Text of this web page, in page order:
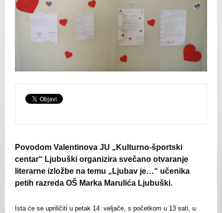
Povodom Valentinova JU „Kulturno-športski
centar“ Ljubuški organizira svečano otvaranje
literarne izložbe na temu „Ljubav je…“ učenika
petih razreda OŠ Marka Marulića Ljubuški.
Ista će se upriličiti u petak 14. veljače, s početkom u 13 sati, u